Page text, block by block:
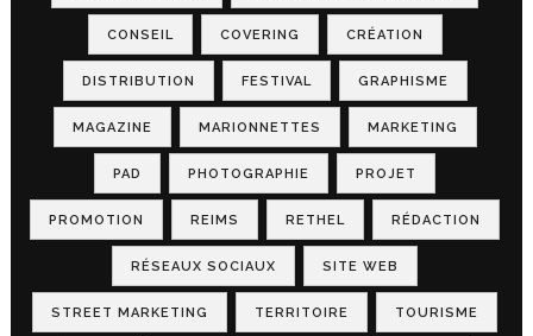
CONSEIL COVERING CRÉATION
DISTRIBUTION FESTIVAL GRAPHISME
MAGAZINE MARIONNETTES MARKETING
PAD PHOTOGRAPHIE PROJET
PROMOTION REIMS RETHEL RÉDACTION
RÉSEAUX SOCIAUX SITE WEB
STREET MARKETING TERRITOIRE TOURISME